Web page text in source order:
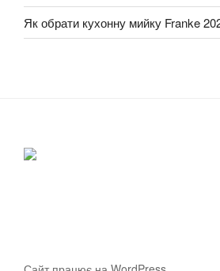
Як обрати кухонну мийку Franke